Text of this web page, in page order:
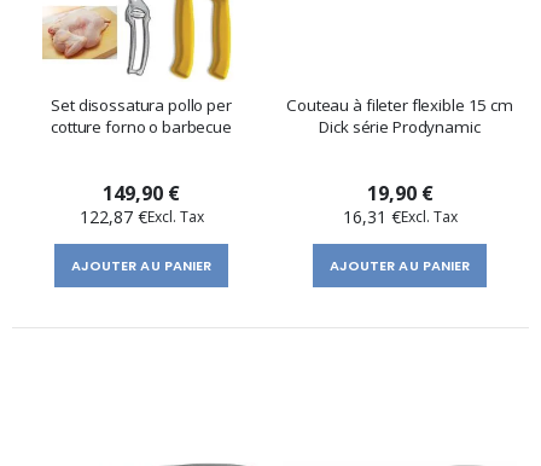
Set disossatura pollo per
cotture forno o barbecue
149,90 €
122,87 €
AJOUTER AU PANIER
Couteau à fileter flexible 15 cm
Dick série Prodynamic
19,90 €
16,31 €
AJOUTER AU PANIER